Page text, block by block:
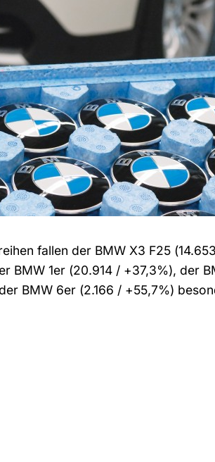
fallen der BMW X3 F25
BMW 1er (20.914 / +37,3%), der
BMW 6er (2.166 / +55,7%)